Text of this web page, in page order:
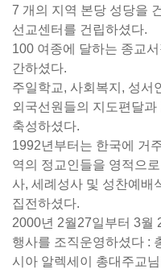
7 개의 지역 본당 성당을
선교센터를 건립하셨다.
100 여종에 달하는 종교
간하셨다.
주일학교, 사회복지, 성서
외국선원들의 지도편달
축성하셨다.
1992년부터는 한국에 거
역의 정교인들을 영적으
사, 세례성사 및 성찬예배
집전하셨다.
2000년 2월27일부터 3월
행사를 조직운영하셨다 :
시아 알렉세이 총대주교